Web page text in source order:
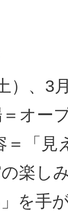
）、3
オー
＝「見
楽し
を手